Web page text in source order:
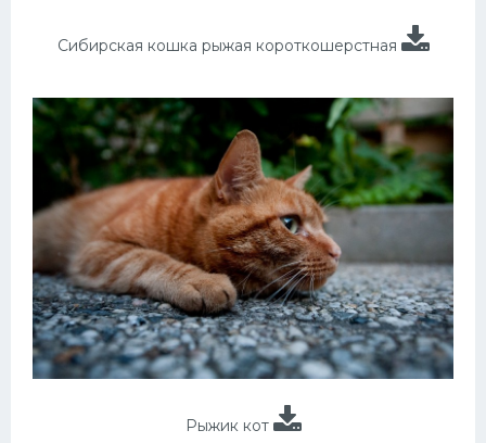
Сибирская кошка рыжая короткошерстная
Рыжик кот